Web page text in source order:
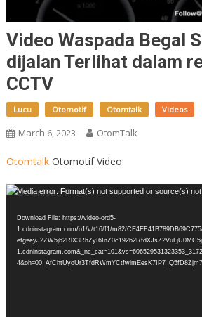
Video Waspada Begal
dijalan Terlihat dalam
CCTV
Lucu Otomotif Otomtalk Videos
March 6, 2023 OtomTalk
OtomtalkOtomotif Video:
Video
Media error: Format(s) not supported or source(s)
Download File: https://video-ord5-
1.cdninstagram.com/o1/v/t16/f1/m82/